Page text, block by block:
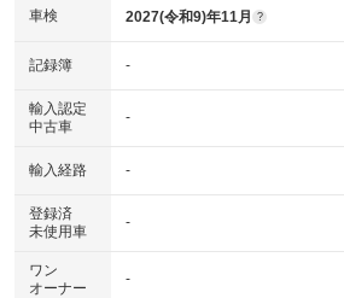
車検 2027(令和9)年11月 ?
記録簿 -
輸入認定
中古車
-
輸入経路 -
登録済
未使用車
-
ワン
オーナー
-